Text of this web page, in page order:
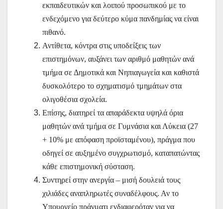
εκπαιδευτικών και λοιπού προσωπικού με το
ενδεχόμενο για δεύτερο κύμα πανδημίας να είναι
πιθανό.
Αντίθετα, κόντρα στις υποδείξεις των
επιστημόνων, αυξάνει των αριθμό μαθητών ανά
τμήμα σε Δημοτικά και Νηπιαγωγεία και καθιστά
δυσκολότερο το σχηματισμό τμημάτων στα
ολιγοθέσια σχολεία.
Επίσης, διατηρεί τα απαράδεκτα υψηλά όρια
μαθητών ανά τμήμα σε Γυμνάσια και Λύκεια (27
+ 10% με απόφαση προϊσταμένου), πράγμα που
οδηγεί σε αυξημένο συγχρωτισμό, καταπατώντας
κάθε επιστημονική σύσταση.
Συντηρεί στην ανεργία – μισή δουλειά τους
χιλιάδες αναπληρωτές συναδέλφους. Αν το
Υπουργείο πράγματι ενδιαφερόταν για να